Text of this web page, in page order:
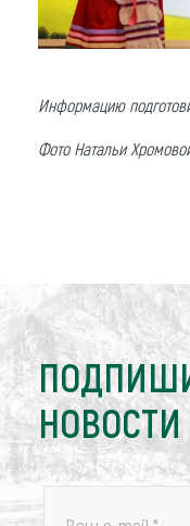
Информацию
Фото Натальи
НОВОСТИ